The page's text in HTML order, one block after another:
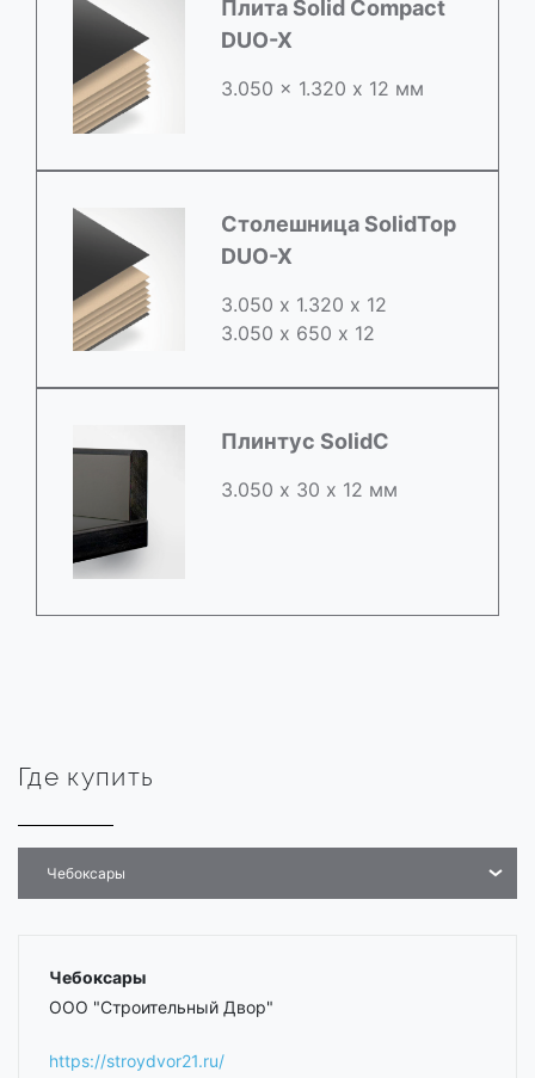
Плита Solid Compact
DUO-X
3.050 x 1.320 х 12 мм
Столешница SolidTop
DUO-X
3.050 х 1.320 х 12
3.050 x 650 х 12
Плинтус SolidC
3.050 х 30 х 12 мм
Где купить
Чебоксары
Чебоксары
ООО "Строительный Двор"
https://stroydvor21.ru/